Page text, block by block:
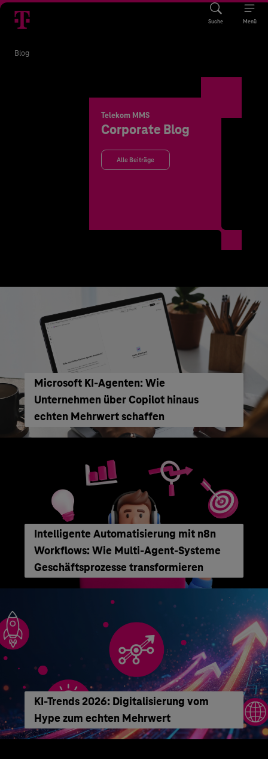
Suche Menü
Blog
Telekom MMS
Corporate Blog
Alle Beiträge
Microsoft KI-Agenten: Wie
Unternehmen über Copilot hinaus
echten Mehrwert schaffen
Intelligente Automatisierung mit n8n
Workflows: Wie Multi-Agent-Systeme
Geschäftsprozesse transformieren
KI-Trends 2026: Digitalisierung vom
Hype zum echten Mehrwert